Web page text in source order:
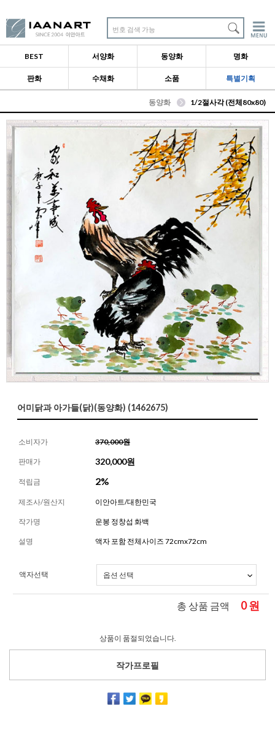
번호 검색 가능
BEST 서양화 동양화 명화
판화 수채화 소품 특별기획
동양화 1/2절사각 (전체80x80)
어미닭과 아가들(닭)(동양화) (1462675)
소비자가 370,000원
판매가 320,000원
적립금 2%
제조사/원산지 이안아트/대한민국
작가명 운봉 정창섭 화백
설명 액자 포함 전체사이즈 72cmx72cm
액자선택
총 상품 금액 0원
상품이 품절되었습니다.
작가프로필